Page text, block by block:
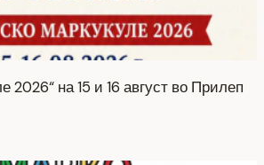
2026“ на 15 и 16 август во Прилеп